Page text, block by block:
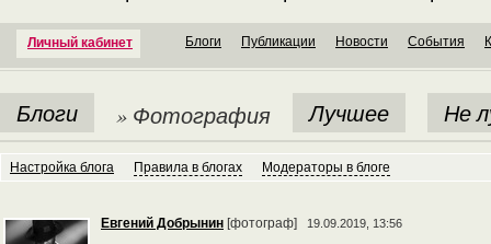
Личный кабинет Блоги Публикации Новости События
Блоги » Фотография Лучшее Не
Настройка блога Правила в блогах Модераторы в блоге
Евгений Добрынин [фотограф] 19.09.2019, 13:56